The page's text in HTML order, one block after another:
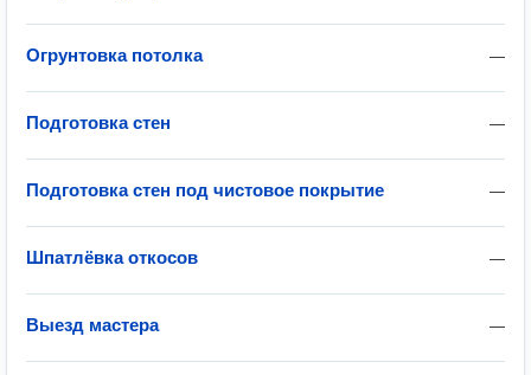
—
Огрунтовка потолка
—
Подготовка стен
—
Подготовка стен под чистовое покрытие
—
Шпатлёвка откосов
—
Выезд мастера